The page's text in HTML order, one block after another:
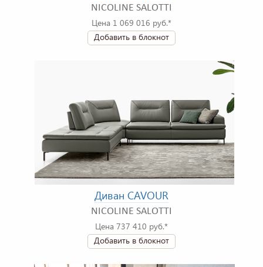
NICOLINE SALOTTI
Цена 1 069 016 руб.*
Добавить в блокнот
Диван CAVOUR
NICOLINE SALOTTI
Цена 737 410 руб.*
Добавить в блокнот